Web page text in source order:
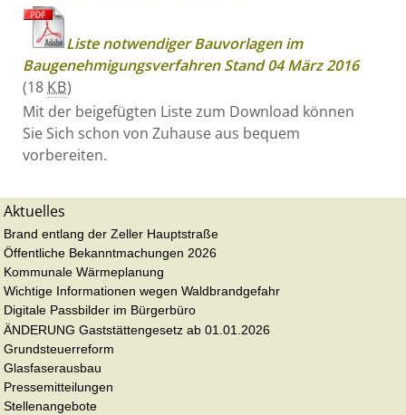
Liste notwendiger Bauvorlagen im
Baugenehmigungsverfahren Stand 04 März 2016
(18 KB)
Mit der beigefügten Liste zum Download können
Sie Sich schon von Zuhause aus bequem
vorbereiten.
Aktuelles
Brand entlang der Zeller Hauptstraße
Öffentliche Bekanntmachungen 2026
Kommunale Wärmeplanung
Wichtige Informationen wegen Waldbrandgefahr
Digitale Passbilder im Bürgerbüro
ÄNDERUNG Gaststättengesetz ab 01.01.2026
Grundsteuerreform
Glasfaserausbau
Pressemitteilungen
Stellenangebote